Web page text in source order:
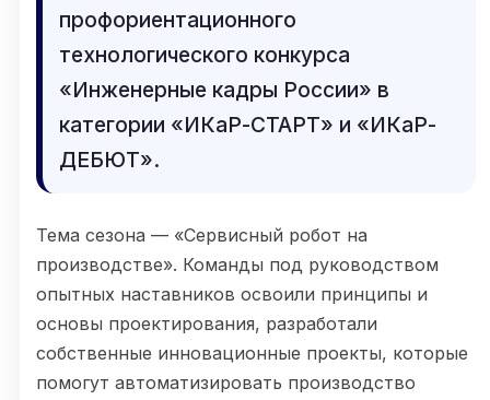
профориентационного
технологического конкурса
«Инженерные кадры России» в
категории «ИКаР-СТАРТ» и «ИКаР-
ДЕБЮТ».
Тема сезона — «Сервисный робот на
производстве». Команды под руководством
опытных наставников освоили принципы и
основы проектирования, разработали
собственные инновационные проекты, которые
помогут автоматизировать производство